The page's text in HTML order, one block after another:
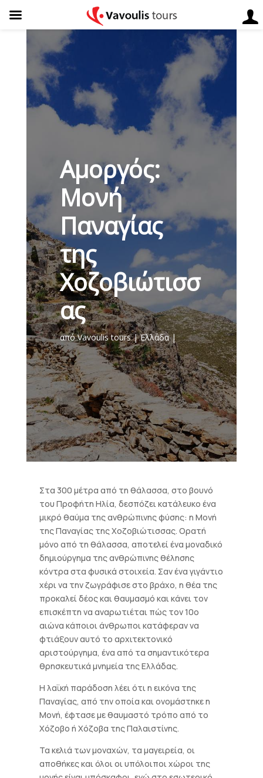
Αμοργός:
Μονή
Παναγίας
της
Χοζοβιώτισσ
ας
απόVavoulis tours Ελλάδα
Στα 300 μέτρα από τη θάλασσα, στο βουνό
του Προφήτη Ηλία, δεσπόζει κατάλευκο ένα
μικρό θαύμα της ανθρώπινης φύσης: η Μονή
της Παναγίας της Χοζοβιώτισσας. Ορατή
μόνο από τη θάλασσα, αποτελεί ένα μοναδικό
δημιούργημα της ανθρώπινης θέλησης
κόντρα στα φυσικά στοιχεία. Σαν ένα γιγάντιο
χέρι να την ζωγράφισε στο βράχο, η θέα της
προκαλεί δέος και θαυμασμό και κάνει τον
επισκέπτη να αναρωτιέται πώς τον 10ο
αιώνα κάποιοι άνθρωποι κατάφεραν να
φτιάξουν αυτό το αρχιτεκτονικό
αριστούργημα, ένα από τα σημαντικότερα
θρησκευτικά μνημεία της Ελλάδας.
Η λαϊκή παράδοση λέει ότι η εικόνα της
Παναγίας, από την οποία και ονομάστηκε η
Μονή, έφτασε με θαυμαστό τρόπο από το
Χόζοβο ή Χόζοβα της Παλαιστίνης.
Τα κελιά των μοναχών, τα μαγειρεία, οι
αποθήκες και όλοι οι υπόλοιποι χώροι της